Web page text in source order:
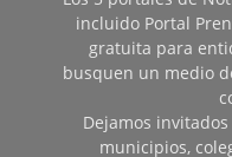
incluido Portal
gratuita para
busquen un medio
Dejamos
municipios,